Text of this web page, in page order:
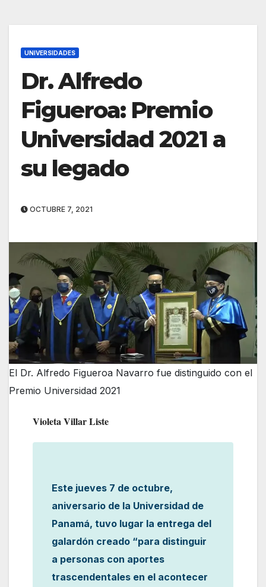
UNIVERSIDADES
Dr. Alfredo
Figueroa: Premio
Universidad 2021 a
su legado
OCTUBRE 7, 2021
El Dr. Alfredo Figueroa Navarro fue distinguido con el
Premio Universidad 2021
Violeta Villar Liste
Este jueves 7 de octubre,
aniversario de la Universidad de
Panamá, tuvo lugar la entrega del
galardón creado “para distinguir
a personas con aportes
trascendentales en el acontecer